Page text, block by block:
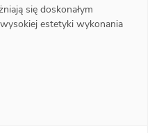
się doskonałym
estetyki wykonania